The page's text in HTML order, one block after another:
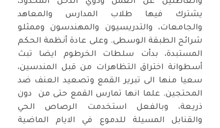
يشترك فيها طلاب المدارس والمعاهد
والجامعات، والتدريسيون والمهندسون وممثلو
شرائح الطبقة الوسطى. وعلى عادة أنظمة الحكم
المستبدة، بدأت سلطات الخرطوم ايضا تبث
أسطوانة اختراق التظاهرات من قبل المندسين،
سعيا منها الى تبرير القمع وتصعيد العنف ضد
المحتجين. علما انها تمارس القمع حتى من دون
ذريعة، وبالفعل استخدمت الرصاص الحي
والقنابل المسيلة للدموع في الايام الماضية